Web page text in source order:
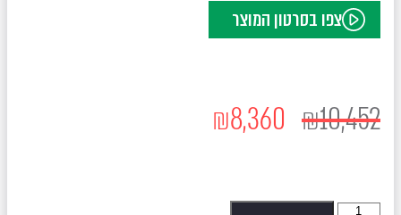
צפו בסרטון המוצר
₪10,452
₪8,360